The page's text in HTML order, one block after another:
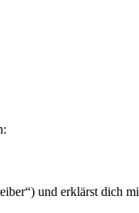
und erklärst dich